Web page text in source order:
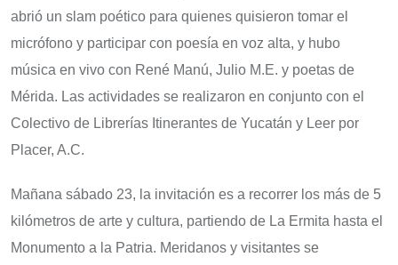
abrió un slam poético para quienes quisieron tomar el
micrófono y participar con poesía en voz alta, y hubo
música en vivo con René Manú, Julio M.E. y poetas de
Mérida. Las actividades se realizaron en conjunto con el
Colectivo de Librerías Itinerantes de Yucatán y Leer por
Placer, A.C.
Mañana sábado 23, la invitación es a recorrer los más de 5
kilómetros de arte y cultura, partiendo de La Ermita hasta el
Monumento a la Patria. Meridanos y visitantes se